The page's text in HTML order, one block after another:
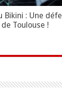
Bikini : Une
Toulouse !